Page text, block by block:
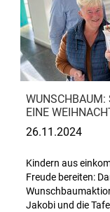
WUNSCHBAUM:
EINE
26.11.2024
Kindern aus
Freude bereiten:
Jakobi und die